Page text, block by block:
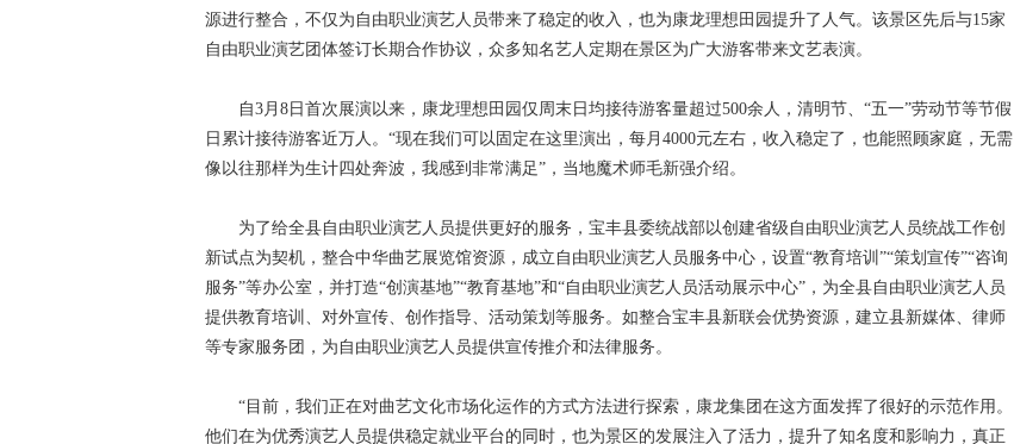
源进行整合，不仅为自由职业演艺人员带来了稳定的收入，也为康龙理想田园提升了人气。该景区先后与15家
自由职业演艺团体签订长期合作协议，众多知名艺人定期在景区为广大游客带来文艺表演。
自3月8日首次展演以来，康龙理想田园仅周末日均接待游客量超过500余人，清明节、“五一”劳动节等节假
日累计接待游客近万人。“现在我们可以固定在这里演出，每月4000元左右，收入稳定了，也能照顾家庭，无需
像以往那样为生计四处奔波，我感到非常满足”，当地魔术师毛新强介绍。
为了给全县自由职业演艺人员提供更好的服务，宝丰县委统战部以创建省级自由职业演艺人员统战工作创
新试点为契机，整合中华曲艺展览馆资源，成立自由职业演艺人员服务中心，设置“教育培训”“策划宣传”“咨询
服务”等办公室，并打造“创演基地”“教育基地”和“自由职业演艺人员活动展示中心”，为全县自由职业演艺人员
提供教育培训、对外宣传、创作指导、活动策划等服务。如整合宝丰县新联会优势资源，建立县新媒体、律师
等专家服务团，为自由职业演艺人员提供宣传推介和法律服务。
“目前，我们正在对曲艺文化市场化运作的方式方法进行探索，康龙集团在这方面发挥了很好的示范作用。
他们在为优秀演艺人员提供稳定就业平台的同时，也为景区的发展注入了活力，提升了知名度和影响力，真正